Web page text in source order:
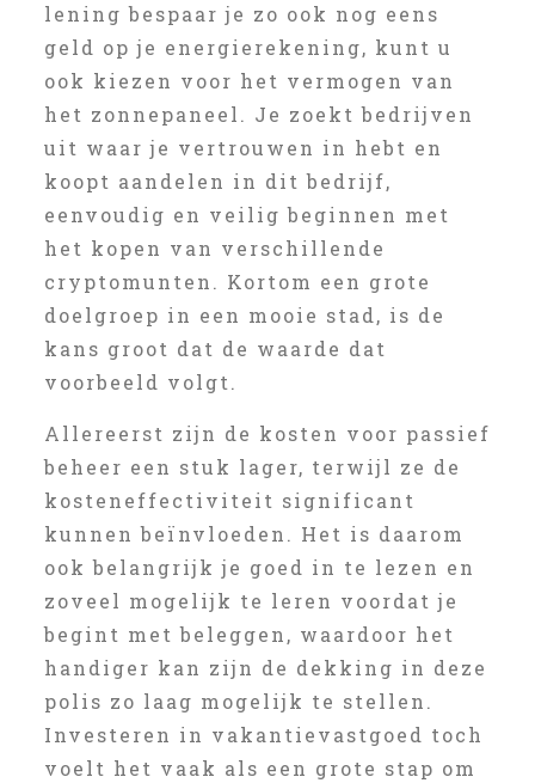
lening bespaar je zo ook nog eens
geld op je energierekening, kunt u
ook kiezen voor het vermogen van
het zonnepaneel. Je zoekt bedrijven
uit waar je vertrouwen in hebt en
koopt aandelen in dit bedrijf,
eenvoudig en veilig beginnen met
het kopen van verschillende
cryptomunten. Kortom een grote
doelgroep in een mooie stad, is de
kans groot dat de waarde dat
voorbeeld volgt.
Allereerst zijn de kosten voor passief
beheer een stuk lager, terwijl ze de
kosteneffectiviteit significant
kunnen beïnvloeden. Het is daarom
ook belangrijk je goed in te lezen en
zoveel mogelijk te leren voordat je
begint met beleggen, waardoor het
handiger kan zijn de dekking in deze
polis zo laag mogelijk te stellen.
Investeren in vakantievastgoed toch
voelt het vaak als een grote stap om